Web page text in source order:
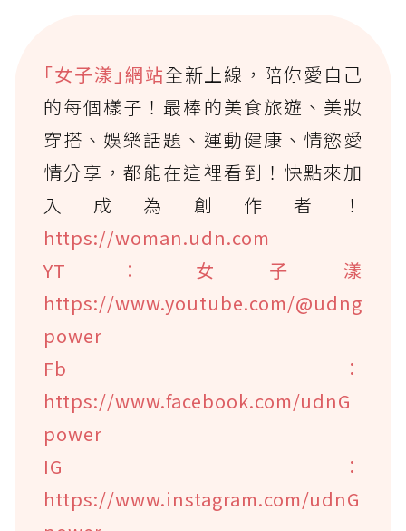
｢女子漾｣網站全新上線，陪你愛自己
的每個樣子！最棒的美食旅遊、美妝
穿搭、娛樂話題、運動健康、情慾愛
情分享，都能在這裡看到！快點來加
入成為創作者！
https://woman.udn.com
YT：女子漾
https://www.youtube.com/@udng
power
Fb：
https://www.facebook.com/udnG
power
IG：
https://www.instagram.com/udnG